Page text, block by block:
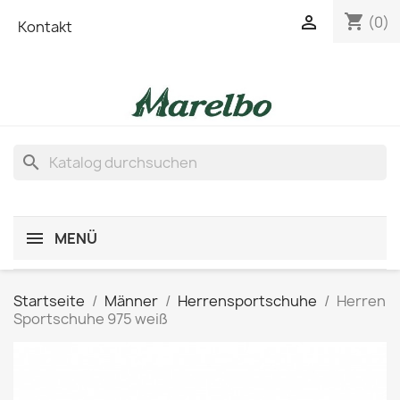
Kontakt shopping_cart (0)

search
MENÜ
Startseite Männer Herrensportschuhe
Herren
Sportschuhe 975 weiß